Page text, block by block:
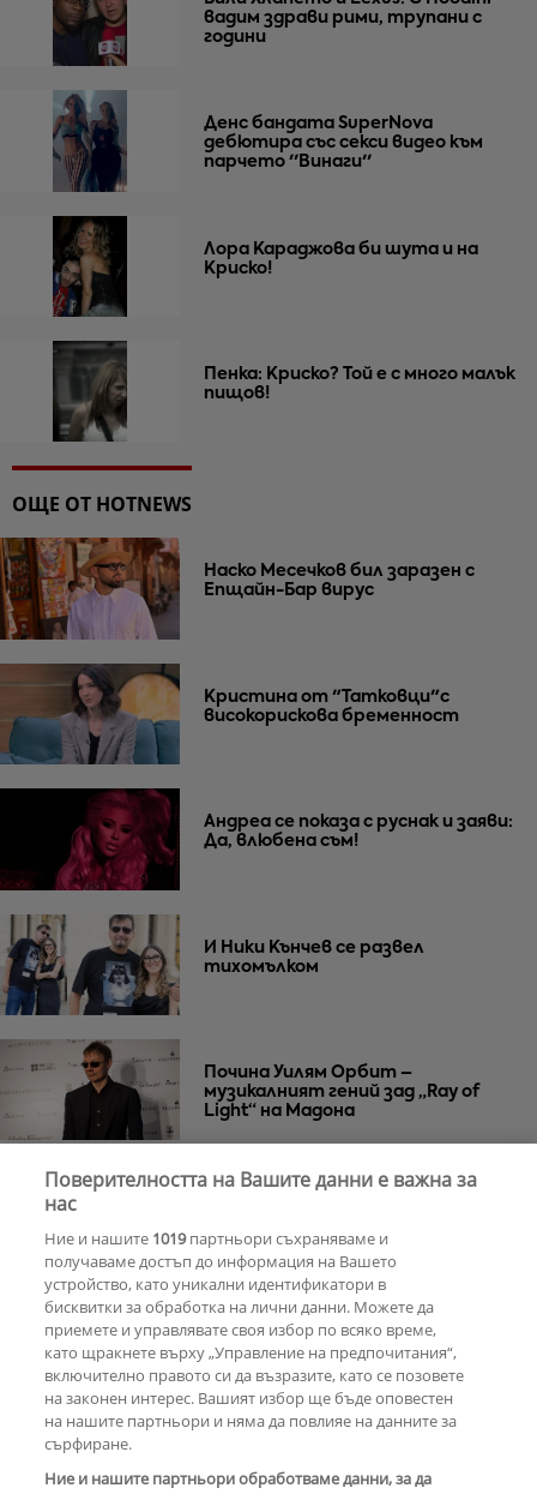
вадим здрави рими, трупани с
години
Денс бандата SuperNova
дебютира със секси видео към
парчето ''Винаги''
Лора Караджова би шута и на
Криско!
Пенка: Криско? Той е с много малък
пищов!
ОЩЕ ОТ HOTNEWS
Наско Месечков бил заразен с
Епщайн-Бар вирус
Кристина от "Татковци"с
високорискова бременност
Андреа се показа с руснак и заяви:
Да, влюбена съм!
И Ники Кънчев се развел
тихомълком
Почина Уилям Орбит –
музикалният гений зад „Ray of
Light“ на Мадона
еволюция
РЕКЛАМА
КОМЕНТАРИ
Поверителността на Вашите данни е важна за
нас
Ние и нашите 1019партньори съхраняваме и
получаваме достъп до информация на Вашето
устройство, като уникални идентификатори в
бисквитки за обработка на лични данни. Можете да
приемете и управлявате своя избор по всяко време,
като щракнете върху „Управление на предпочитания“,
включително правото си да възразите, като се позовете
на законен интерес. Вашият избор ще бъде оповестен
на нашите партньори и няма да повлияе на данните за
сърфиране.
Ние и нашите партньори обработваме данни, за да